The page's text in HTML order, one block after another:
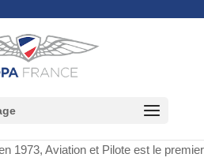
1973, Aviation et Pilote est le premier